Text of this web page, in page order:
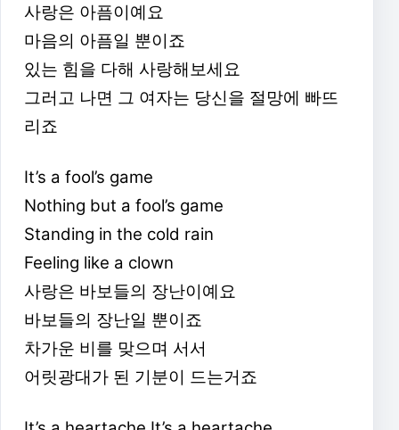
사랑은 아픔이예요
마음의 아픔일 뿐이죠
있는 힘을 다해 사랑해보세요
그러고 나면 그 여자는 당신을 절망에 빠뜨
리죠
It’s a fool’s game
Nothing but a fool’s game
Standing in the cold rain
Feeling like a clown
사랑은 바보들의 장난이예요
바보들의 장난일 뿐이죠
차가운 비를 맞으며 서서
어릿광대가 된 기분이 드는거죠